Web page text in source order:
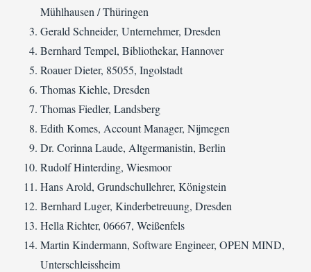
Mühlhausen / Thüringen
Gerald Schneider, Unternehmer, Dresden
Bernhard Tempel, Bibliothekar, Hannover
Roauer Dieter, 85055, Ingolstadt
Thomas Kiehle, Dresden
Thomas Fiedler, Landsberg
Edith Komes, Account Manager, Nijmegen
Dr. Corinna Laude, Altgermanistin, Berlin
Rudolf Hinterding, Wiesmoor
Hans Arold, Grundschullehrer, Königstein
Bernhard Luger, Kinderbetreuung, Dresden
Hella Richter, 06667, Weißenfels
Martin Kindermann, Software Engineer, OPEN MIND,
Unterschleissheim